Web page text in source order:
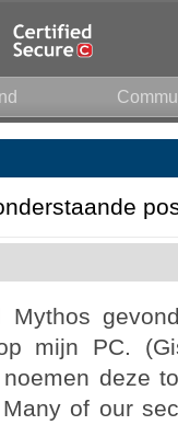
mijn PC.
deze
of our